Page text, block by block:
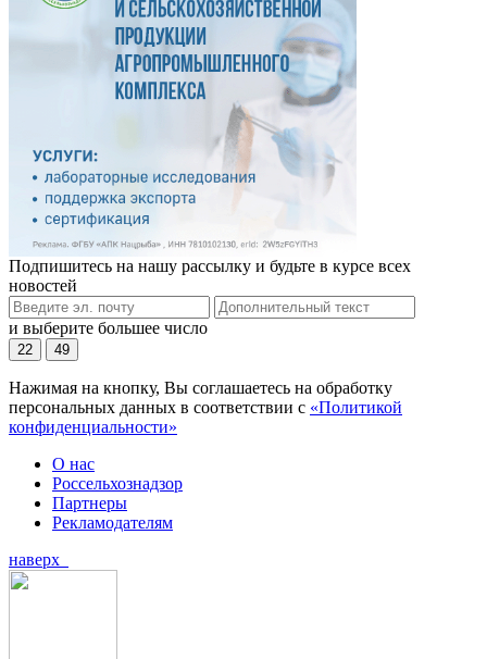
Подпишитесь на нашу рассылку и будьте в курсе всех
новостей
и выберите большее число
22 49
Нажимая на кнопку, Вы соглашаетесь на обработку
персональных данных в соответствии с «Политикой
конфиденциальности»
О нас
Россельхознадзор
Партнеры
Рекламодателям
наверх